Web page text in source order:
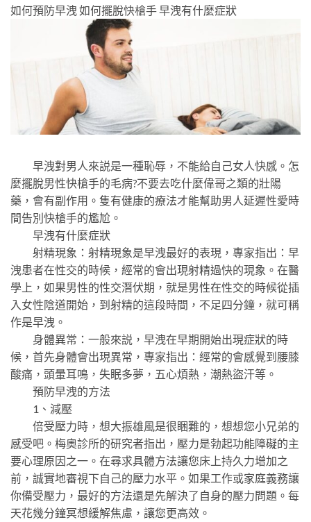
如何預防早洩 如何擺脫快槍手 早洩有什麼症狀
早洩對男人來説是一種恥辱，不能給自己女人快感。怎
麼擺脫男性快槍手的毛病?不要去吃什麼偉哥之類的壯陽
藥，會有副作用。隻有健康的療法才能幫助男人延遲性愛時
間告別快槍手的尷尬。
早洩有什麼症狀
射精現象：射精現象是早洩最好的表現，專家指出：早
洩患者在性交的時候，經常的會出現射精過快的現象。在醫
學上，如果男性的性交潛伏期，就是男性在性交的時候從插
入女性陰道開始，到射精的這段時間，不足四分鐘，就可稱
作是早洩。
身體異常：一般來説，早洩在早期開始出現症狀的時
候，首先身體會出現異常，專家指出：經常的會感覺到腰膝
酸痛，頭暈耳鳴，失眠多夢，五心煩熱，潮熱盜汗等。
預防早洩的方法
1、減壓
倍受壓力時，想大振雄風是很睏難的，想想您小兄弟的
感受吧。梅奧診所的研究者指出，壓力是勃起功能障礙的主
要心理原因之一。在尋求具體方法讓您床上持久力增加之
前，誠實地審視下自己的壓力水平。如果工作或家庭義務讓
你備受壓力，最好的方法還是先解決了自身的壓力問題。每
天花幾分鐘冥想緩解焦慮，讓您更高效。